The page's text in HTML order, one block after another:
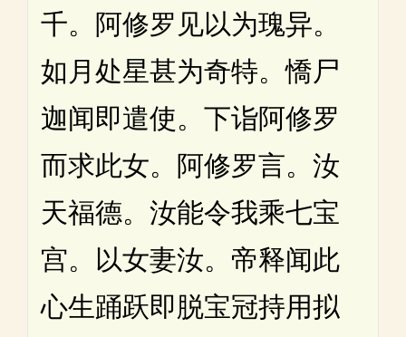
千。阿修罗见以为瑰异。
如月处星甚为奇特。憍尸
迦闻即遣使。下诣阿修罗
而求此女。阿修罗言。汝
天福德。汝能令我乘七宝
宫。以女妻汝。帝释闻此
心生踊跃即脱宝冠持用拟